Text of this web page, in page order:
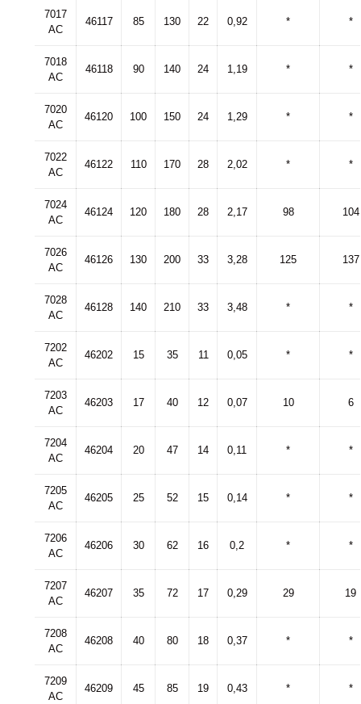
7017
AC
46117 85 130 22 0,92 * *
7018
AC
46118 90 140 24 1,19 * *
7020
AC
46120 100 150 24 1,29 * *
7022
AC
46122 110 170 28 2,02 * *
7024
AC
46124 120 180 28 2,17 98 104
7026
AC
46126 130 200 33 3,28 125 137
7028
AC
46128 140 210 33 3,48 * *
7202
AC
46202 15 35 11 0,05 * *
7203
AC
46203 17 40 12 0,07 10 6
7204
AC
46204 20 47 14 0,11 * *
7205
AC
46205 25 52 15 0,14 * *
7206
AC
46206 30 62 16 0,2 * *
7207
AC
46207 35 72 17 0,29 29 19
7208
AC
46208 40 80 18 0,37 * *
7209
AC
46209 45 85 19 0,43 * *